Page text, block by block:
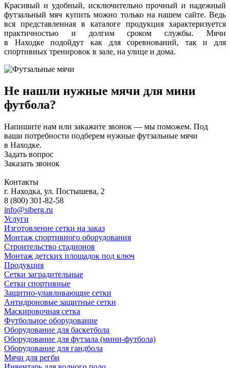
Красивый и удобный, исключительно прочный и надежный
футзальный мяч купить можно только на нашем сайте. Ведь
вся представленная в каталоге продукция характеризуется
практичностью и долгим сроком службы. Мячи
в Находке подойдут как для соревнований, так и для
спортивных тренировок в зале, на улице и дома.
Не нашли нужные мячи для мини
футбола?
Напишите нам или закажите звонок — мы поможем. Под
ваши потребности подберем нужные футзальные мячи
в Находке.
Задать вопрос
Заказать звонок
Контакты
г. Находка, ул. Постышева, 2
8 (800) 301-82-58
info@siberg.ru
Услуги
Изготовление сетки на заказ
Монтаж спортивного оборудования
Строительство стадионов
Монтаж детских площадок под ключ
Продукция
Сетки заградительные
Сетки спортивные
Защитно-улавливающие сетки
Антидроновые защитные сетки
Маскировочная сетка
Футбольное оборудование
Оборудование для баскетбола
Оборудование для футзала (мини-футбола)
Оборудование для гандбола
Мячи для регби